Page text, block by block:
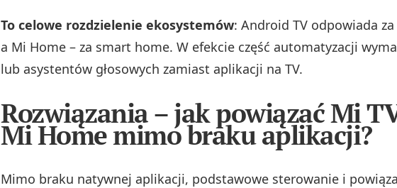
To celowe rozdzielenie ekosystemów: Android TV odpowiada
a Mi Home – za smart home. W efekcie część automatyzacji
lub asystentów głosowych zamiast aplikacji na TV.
Rozwiązania – jak powiązać Mi
Mi Home mimo braku aplikacji?
Mimo braku natywnej aplikacji, podstawowe sterowanie i